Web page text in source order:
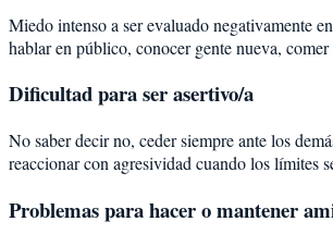
Miedo intenso a ser evaluado negativamente
hablar en público, conocer gente nueva, comer
Dificultad para ser asertivo/a
No saber decir no, ceder siempre ante los
reaccionar con agresividad cuando los límites
Problemas para hacer o mantener